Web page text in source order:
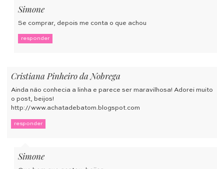
Simone
Se comprar, depois me conta o que achou
responder
Cristiana Pinheiro da Nobrega
Ainda não conhecia a linha e parece ser maravilhosa! Adorei muito
o post, beijos!
http://www.achatadebatom.blogspot.com
responder
Simone